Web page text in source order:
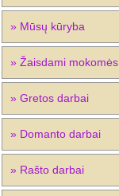
» Mūsų kūryba
» Žaisdami mokomės
» Gretos darbai
» Domanto darbai
» Rašto darbai